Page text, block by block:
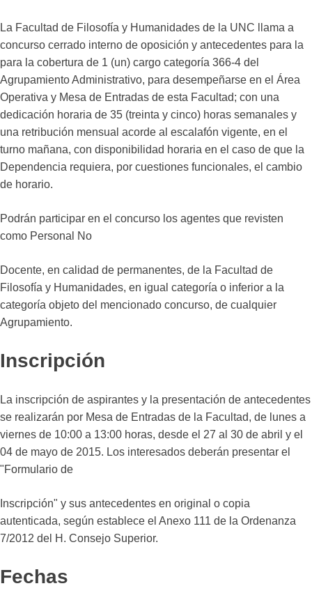
La Facultad de Filosofía y Humanidades de la UNC llama a
concurso cerrado interno de oposición y antecedentes para la
para la cobertura de 1 (un) cargo categoría 366-4 del
Agrupamiento Administrativo, para desempeñarse en el Área
Operativa y Mesa de Entradas de esta Facultad; con una
dedicación horaria de 35 (treinta y cinco) horas semanales y
una retribución mensual acorde al escalafón vigente, en el
turno mañana, con disponibilidad horaria en el caso de que la
Dependencia requiera, por cuestiones funcionales, el cambio
de horario.
Podrán participar en el concurso los agentes que revisten
como Personal No
Docente, en calidad de permanentes, de la Facultad de
Filosofía y Humanidades, en igual categoría o inferior a la
categoría objeto del mencionado concurso, de cualquier
Agrupamiento.
Inscripción
La inscripción de aspirantes y la presentación de antecedentes
se realizarán por Mesa de Entradas de la Facultad, de lunes a
viernes de 10:00 a 13:00 horas, desde el 27 al 30 de abril y el
04 de mayo de 2015. Los interesados deberán presentar el
"Formulario de
Inscripción" y sus antecedentes en original o copia
autenticada, según establece el Anexo 111 de la Ordenanza
7/2012 del H. Consejo Superior.
Fechas